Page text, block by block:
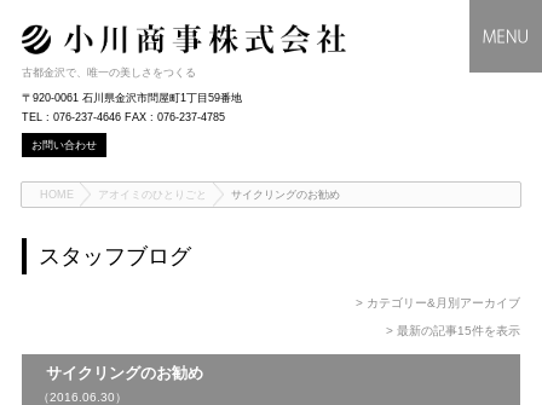
古都金沢で、唯一の美しさをつくる
〒920-0061 石川県金沢市問屋町1丁目59番地
TEL : 076-237-4646 FAX : 076-237-4785
お問い合わせ
HOME アオイミのひとりごと サイクリングのお勧め
スタッフブログ
> カテゴリー&月別アーカイブ
> 最新の記事15件を表示
サイクリングのお勧め
（2016.06.30）